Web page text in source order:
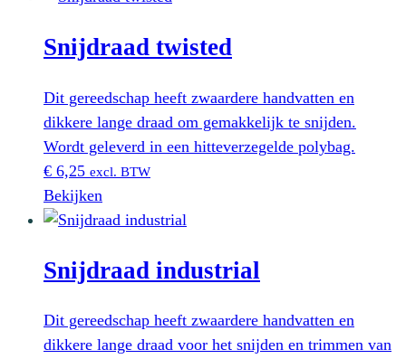
Snijdraad twisted
Dit gereedschap heeft zwaardere handvatten en
dikkere lange draad om gemakkelijk te snijden.
Wordt geleverd in een hitteverzegelde polybag.
€ 6,25 excl. BTW
Bekijken
Snijdraad industrial
Dit gereedschap heeft zwaardere handvatten en
dikkere lange draad voor het snijden en trimmen van